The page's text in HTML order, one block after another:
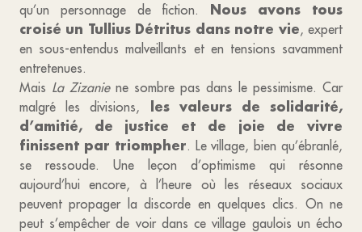
qu’un personnage de fiction. Nous avons tous
croisé un Tullius Détritus dans notre vie, expert
en sous-entendus malveillants et en tensions savamment
entretenues.
Mais La Zizaniene sombre pas dans le pessimisme. Car
malgré les divisions,
les valeurs de solidarité,
d’amitié, de justice et de joie de vivre
finissent par triompher. Le village, bien qu’ébranlé,
se ressoude. Une leçon d’optimisme qui résonne
aujourd’hui encore, à l’heure où les réseaux sociaux
peuvent propager la discorde en quelques clics. On ne
peut s’empêcher de voir dans ce village gaulois un écho